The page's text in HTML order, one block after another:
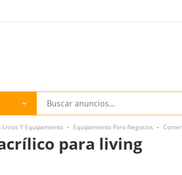
Listos Y Equipamiento Equipamiento Para Negocios
para living